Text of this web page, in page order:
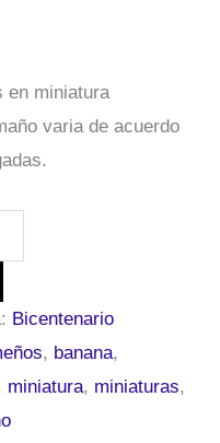
en miniatura
varia de acuerdo
Bicentenario
, banana,
miniatura, miniaturas,